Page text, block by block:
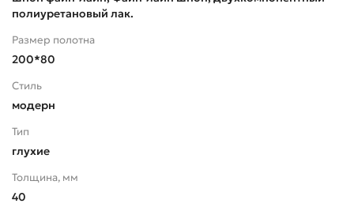
полиуретановый лак.
Размер полотна
200*80
Стиль
модерн
Тип
глухие
Толщина, мм
40